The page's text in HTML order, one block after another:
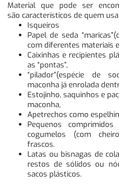
Material que pode ser
são característicos de quem
Isqueiros
Papel de seda
com diferentes materiais
Caixinhas e recipientes
as “pontas”,
“pilador”(espécie de
maconha já enrolada
Estojinho, saquinhos e
maconha,
Apetrechos como
Pequenos
cogumelos (com
frascos.
Latas ou bisnagas de
restos de sólidos ou
sacos plásticos.